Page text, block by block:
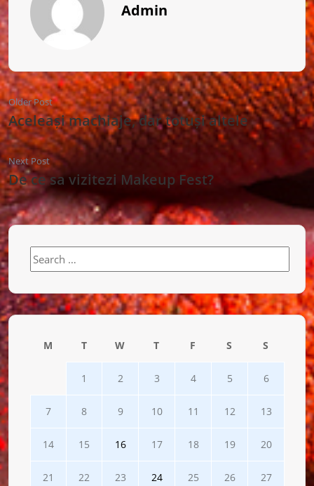
Admin
Older Post
Aceleași machiaje, dar totuși altele
Next Post
De ce sa vizitezi Makeup Fest?
Search
for:
M T W T F S S
1 2 3 4 5 6
7 8 9 10 11 12 13
14 15 16 17 18 19 20
21 22 23 24 25 26 27